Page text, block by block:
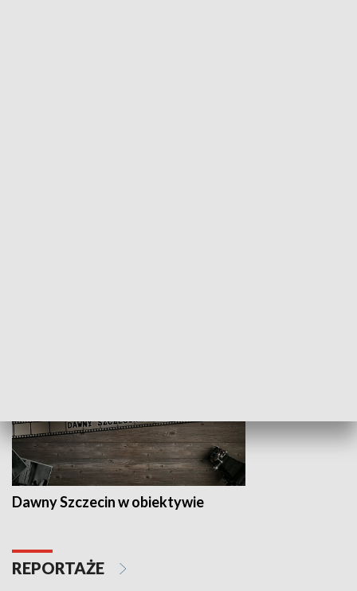
Dawny Szczecin w obiektywie
REPORTAŻE